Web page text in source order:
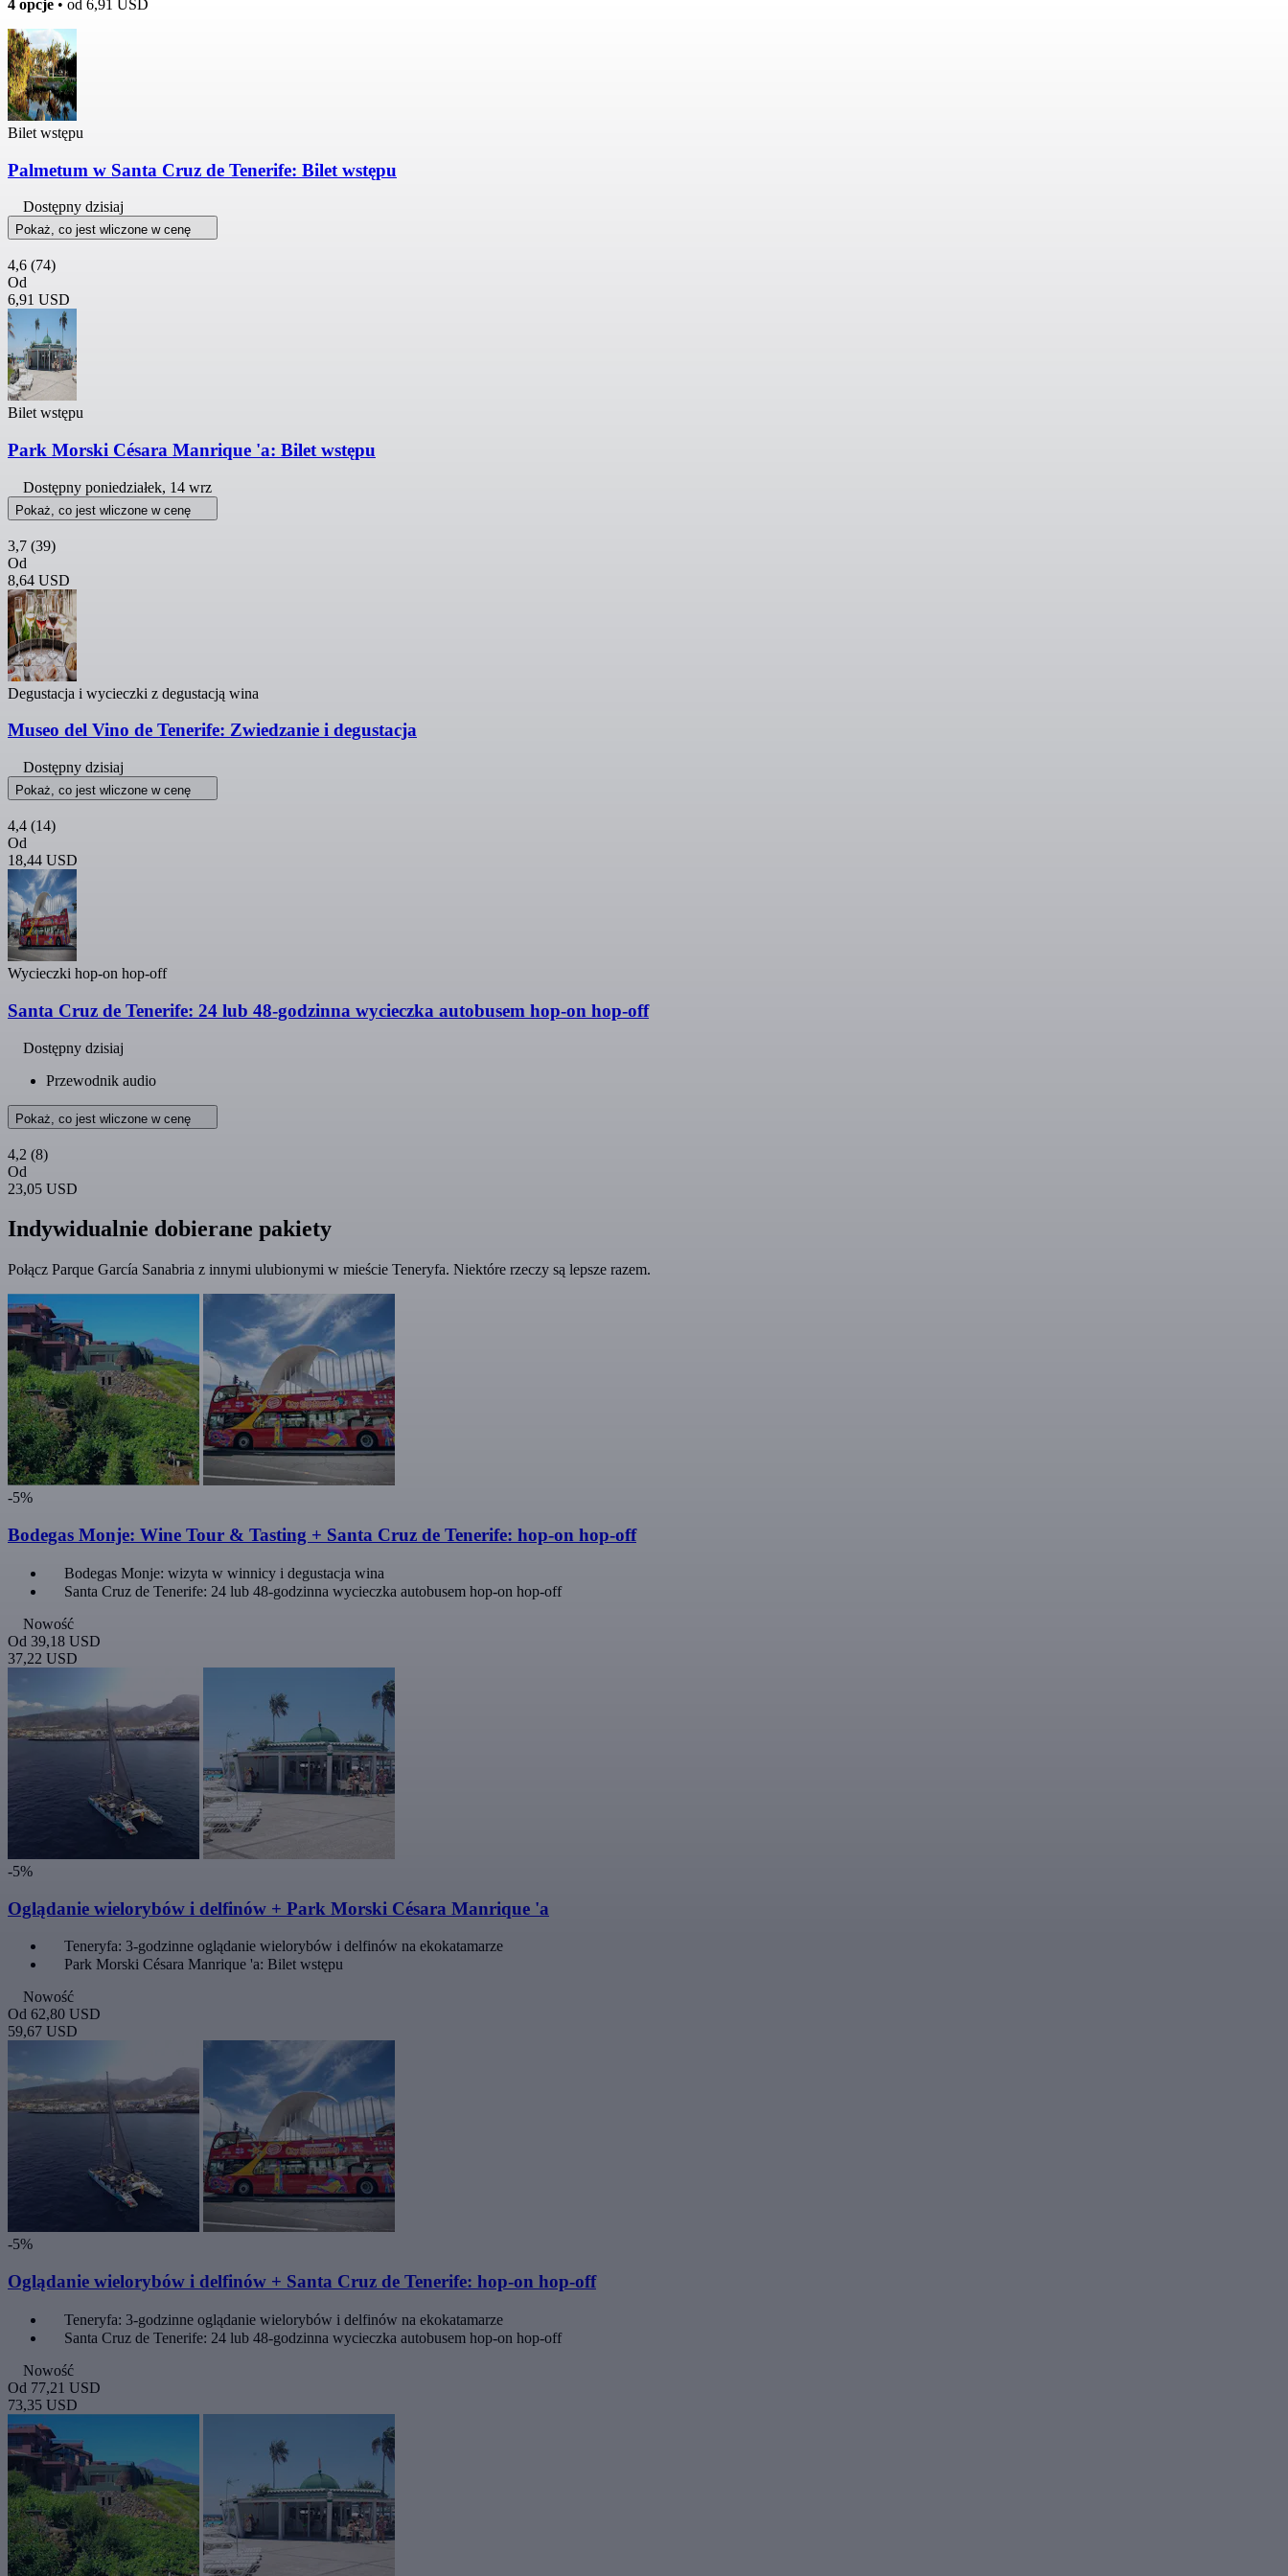
4 opcje • od 6,91 USD
Bilet wstępu
Palmetum w Santa Cruz de Tenerife: Bilet wstępu
Dostępny dzisiaj
Pokaż, co jest wliczone w cenę
4,6 (74)
Od
6,91 USD
Bilet wstępu
Park Morski Césara Manrique 'a: Bilet wstępu
Dostępny poniedziałek, 14 wrz
Pokaż, co jest wliczone w cenę
3,7 (39)
Od
8,64 USD
Degustacja i wycieczki z degustacją wina
Museo del Vino de Tenerife: Zwiedzanie i degustacja
Dostępny dzisiaj
Pokaż, co jest wliczone w cenę
4,4 (14)
Od
18,44 USD
Wycieczki hop-on hop-off
Santa Cruz de Tenerife: 24 lub 48-godzinna wycieczka autobusem hop-on hop-off
Dostępny dzisiaj
Przewodnik audio
Pokaż, co jest wliczone w cenę
4,2 (8)
Od
23,05 USD
Indywidualnie dobierane pakiety
Połącz Parque García Sanabria z innymi ulubionymi w mieście Teneryfa. Niektóre rzeczy są lepsze razem.
-5%
Bodegas Monje: Wine Tour & Tasting + Santa Cruz de Tenerife: hop-on hop-off
Bodegas Monje: wizyta w winnicy i degustacja wina
Santa Cruz de Tenerife: 24 lub 48-godzinna wycieczka autobusem hop-on hop-off
Nowość
Od 39,18 USD
37,22 USD
-5%
Oglądanie wielorybów i delfinów + Park Morski Césara Manrique 'a
Teneryfa: 3-godzinne oglądanie wielorybów i delfinów na ekokatamarze
Park Morski Césara Manrique 'a: Bilet wstępu
Nowość
Od 62,80 USD
59,67 USD
-5%
Oglądanie wielorybów i delfinów + Santa Cruz de Tenerife: hop-on hop-off
Teneryfa: 3-godzinne oglądanie wielorybów i delfinów na ekokatamarze
Santa Cruz de Tenerife: 24 lub 48-godzinna wycieczka autobusem hop-on hop-off
Nowość
Od 77,21 USD
73,35 USD